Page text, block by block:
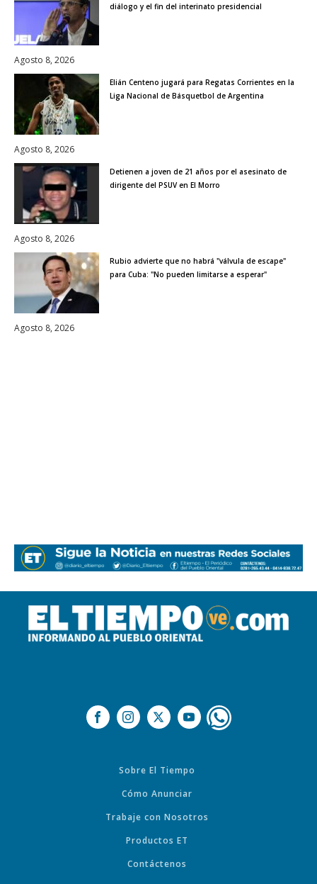
diálogo y el fin del interinato presidencial
Agosto 8, 2026
Elián Centeno jugará para Regatas Corrientes en la
Liga Nacional de Básquetbol de Argentina
Agosto 8, 2026
Detienen a joven de 21 años por el asesinato de
dirigente del PSUV en El Morro
Agosto 8, 2026
Rubio advierte que no habrá "válvula de escape"
para Cuba: "No pueden limitarse a esperar"
Agosto 8, 2026
Sobre El Tiempo
Cómo Anunciar
Trabaje con Nosotros
Productos ET
Contáctenos